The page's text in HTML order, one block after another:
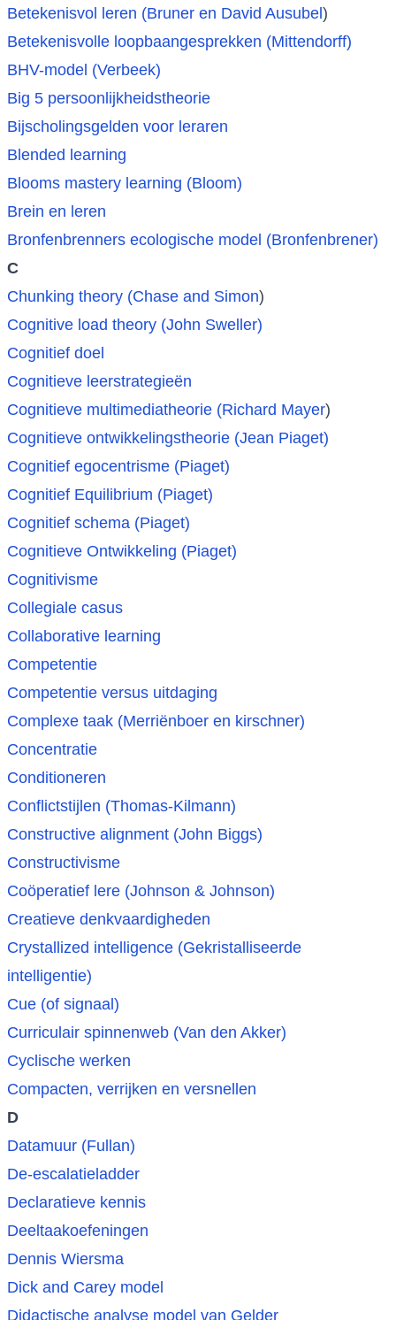
Betekenisvol leren (Bruner en David Ausubel )
Betekenisvolle loopbaangesprekken (Mittendorff)
BHV-model (Verbeek)
Big 5 persoonlijkheidstheorie
Bijscholingsgelden voor leraren
Blended learning
Blooms mastery learning (Bloom)
Brein en leren
Bronfenbrenners ecologische model (Bronfenbrener)
C
Chunking theory (Chase and Simon)
Cognitive load theory (John Sweller)
Cognitief doel
Cognitieve leerstrategieën
Cognitieve multimediatheorie (Richard Mayer)
Cognitieve ontwikkelingstheorie (Jean Piaget)
Cognitief egocentrisme (Piaget)
Cognitief Equilibrium (Piaget)
Cognitief schema (Piaget)
Cognitieve Ontwikkeling (Piaget)
Cognitivisme
Collegiale casus
Collaborative learning
Competentie
Competentie versus uitdaging
Complexe taak (Merriënboer en kirschner)
Concentratie
Conditioneren
Conflictstijlen (Thomas-Kilmann)
Constructive alignment (John Biggs)
Constructivisme
Coöperatief lere (Johnson & Johnson)
Creatieve denkvaardigheden
Crystallized intelligence (Gekristalliseerde
intelligentie)
Cue (of signaal)
Curriculair spinnenweb (Van den Akker)
Cyclische werken
Compacten, verrijken en versnellen
D
Datamuur (Fullan)
De-escalatieladder
Declaratieve kennis
Deeltaakoefeningen
Dennis Wiersma
Dick and Carey model
Didactische analyse model van Gelder